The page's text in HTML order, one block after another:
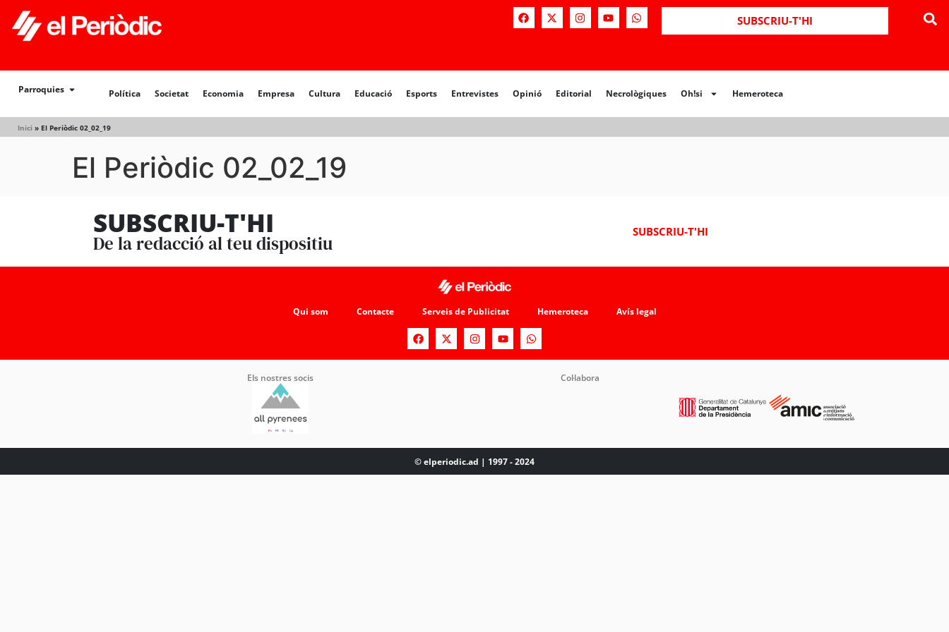
SUBSCRIU-T'HI
Parroquies Política Societat Economia Empresa Cultura Educació Esports Entrevistes Opinió Editorial Necrològiques Oh!si Hemeroteca
Inici » El Periòdic 02_02_19
Política Societat Opinió Editorial Necrològiques Hemeroteca
El Periòdic 02_02_19
SUBSCRIU-T'HI
De la redacció al teu dispositiu
SUBSCRIU-T'HI
Qui som Contacte Serveis de Publicitat Hemeroteca Avís legal
Els nostres socis Col·labora
© elperiodic.ad | 1997 - 2024